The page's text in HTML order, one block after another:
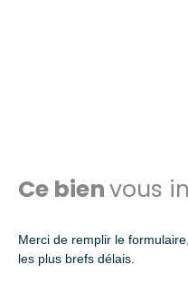
Ce bienvous
Merci de remplir le
les plus brefs délais.